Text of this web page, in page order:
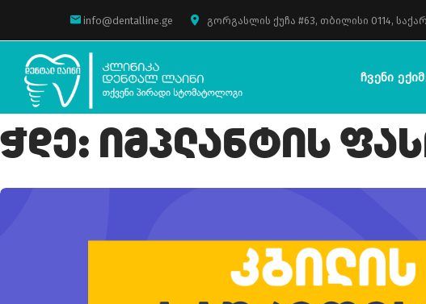
info@dentalline.ge გორგასლის ქუჩა #63, თბილისი 0114,
Ჩვენი
Ჭდე: Იმპლანტის